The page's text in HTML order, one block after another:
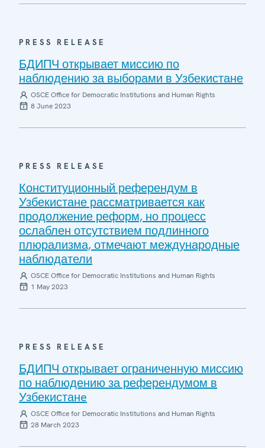
PRESS RELEASE
БДИПЧ открывает миссию по
наблюдению за выборами в Узбекистане
OSCE Office for Democratic Institutions and Human Rights
8 June 2023
PRESS RELEASE
Конституционный референдум в
Узбекистане рассматривается как
продолжение реформ, но процесс
ослаблен отсутствием подлинного
плюрализма, отмечают международные
наблюдатели
OSCE Office for Democratic Institutions and Human Rights
1 May 2023
PRESS RELEASE
БДИПЧ открывает ограниченную миссию
по наблюдению за референдумом в
Узбекистанe
OSCE Office for Democratic Institutions and Human Rights
28 March 2023